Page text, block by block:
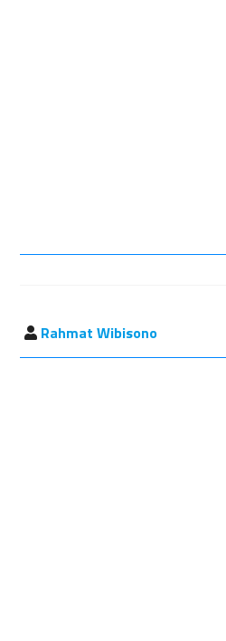
Rahmat Wibisono